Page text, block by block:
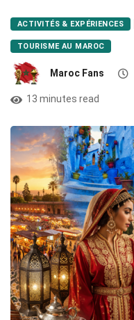
ACTIVITÉS & EXPÉRIENCES
TOURISME AU MAROC
Maroc Fans
13 minutes read